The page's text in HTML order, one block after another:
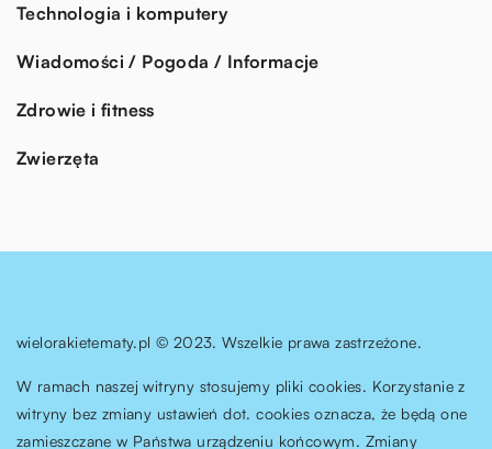
Technologia i komputery
Wiadomości / Pogoda / Informacje
Zdrowie i fitness
Zwierzęta
wielorakietematy.pl © 2023. Wszelkie prawa zastrzeżone.
W ramach naszej witryny stosujemy pliki cookies. Korzystanie z
witryny bez zmiany ustawień dot. cookies oznacza, że będą one
zamieszczane w Państwa urządzeniu końcowym. Zmiany